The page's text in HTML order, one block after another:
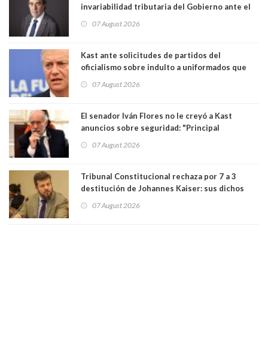
invariabilidad tributaria del Gobierno ante el
democracia” y "defendemos la alternancia en el
07 August 2026
Kast ante solicitudes de partidos del
oficialismo sobre indulto a uniformados que
07 August 2026
El senador Iván Flores no le creyó a Kast
anuncios sobre seguridad: "Principal
perseguir ruta del dinero y levantar secreto
07 August 2026
Tribunal Constitucional rechaza por 7 a 3
destitución de Johannes Kaiser: sus dichos
justicia constitucional porque no es diputado
07 August 2026